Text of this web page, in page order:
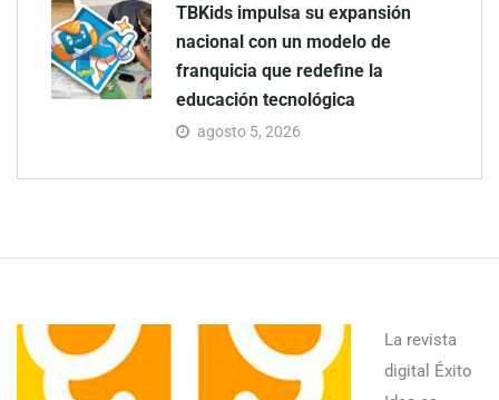
TBKids impulsa su expansión
nacional con un modelo de
franquicia que redefine la
educación tecnológica
agosto 5, 2026
La revista
digital Éxito